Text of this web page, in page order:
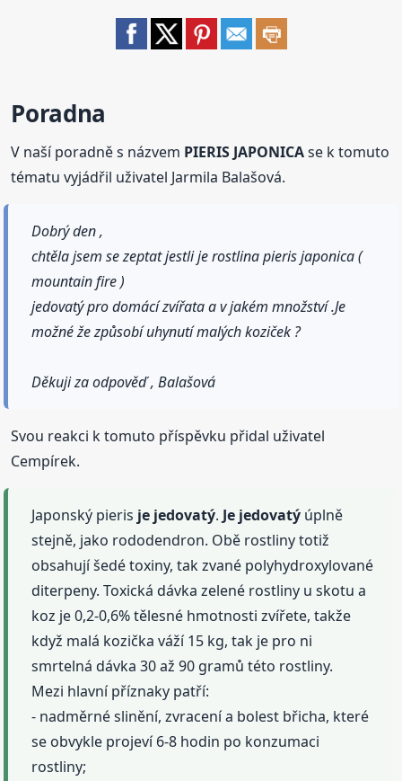
Poradna
V naší poradně s názvem PIERIS JAPONICAse k tomuto
tématu vyjádřil uživatel Jarmila Balašová.
Dobrý den ,
chtěla jsem se zeptat jestli je rostlina pieris japonica (
mountain fire )
jedovatý pro domácí zvířata a v jakém množství .Je
možné že způsobí uhynutí malých koziček ?
Děkuji za odpověď , Balašová
Svou reakci k tomuto příspěvku přidal uživatel
Cempírek.
Japonský pieris je jedovatý. Je jedovatý úplně
stejně, jako rododendron. Obě rostliny totiž
obsahují šedé toxiny, tak zvané polyhydroxylované
diterpeny. Toxická dávka zelené rostliny u skotu a
koz je 0,2-0,6% tělesné hmotnosti zvířete, takže
když malá kozička váží 15 kg, tak je pro ni
smrtelná dávka 30 až 90 gramů této rostliny.
Mezi hlavní příznaky patří:
- nadměrné slinění, zvracení a bolest břicha, které
se obvykle projeví 6-8 hodin po konzumaci
rostliny;